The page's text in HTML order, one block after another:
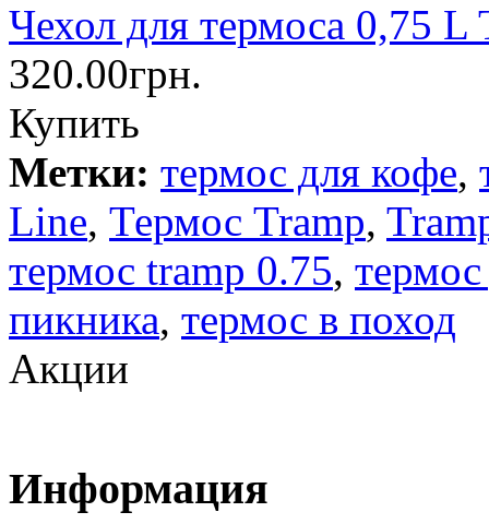
Чехол для термоса 0,75
320.00грн.
Купить
Метки: термос для кофе,
Line, Термос Tramp,
термос tramp 0.75,
пикника, термос в поход
Акции
Информация